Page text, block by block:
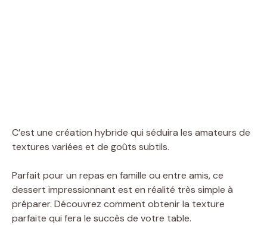
C’est une création hybride qui séduira les amateurs de
textures variées et de goûts subtils.
Parfait pour un repas en famille ou entre amis, ce
dessert impressionnant est en réalité très simple à
préparer. Découvrez comment obtenir la texture
parfaite qui fera le succès de votre table.